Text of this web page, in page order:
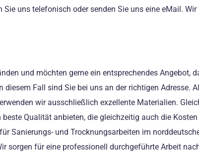
uns telefonisch oder senden Sie uns eine eMail.
und möchten gerne ein entsprechendes Angebot,
Fall sind Sie bei uns an der richtigen Adresse.
wir ausschließlich exzellente Materialien.
Qualität anbieten, die gleichzeitig auch die
Sanierungs- und Trocknungsarbeiten im
sorgen für eine professionell durchgeführte Arbeit